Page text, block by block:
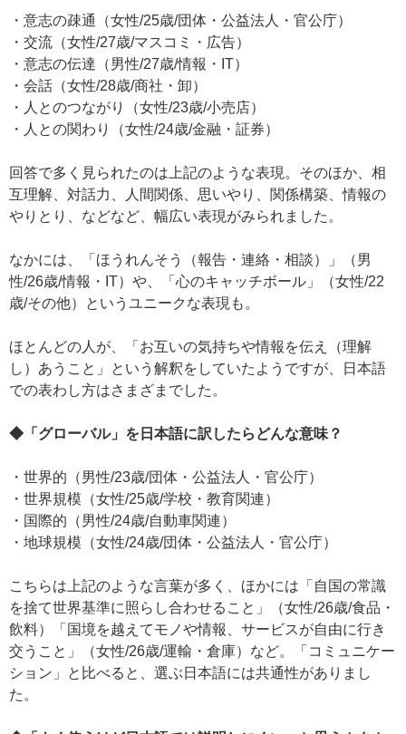
・意志の疎通（女性/25歳/団体・公益法人・官公庁）
・交流（女性/27歳/マスコミ・広告）
・意志の伝達（男性/27歳/情報・IT）
・会話（女性/28歳/商社・卸）
・人とのつながり（女性/23歳/小売店）
・人との関わり（女性/24歳/金融・証券）
回答で多く見られたのは上記のような表現。そのほか、相
互理解、対話力、人間関係、思いやり、関係構築、情報の
やりとり、などなど、幅広い表現がみられました。
なかには、「ほうれんそう（報告・連絡・相談）」（男
性/26歳/情報・IT）や、「心のキャッチボール」（女性/22
歳/その他）というユニークな表現も。
ほとんどの人が、「お互いの気持ちや情報を伝え（理解
し）あうこと」という解釈をしていたようですが、日本語
での表わし方はさまざまでした。
◆「グローバル」を日本語に訳したらどんな意味？
・世界的（男性/23歳/団体・公益法人・官公庁）
・世界規模（女性/25歳/学校・教育関連）
・国際的（男性/24歳/自動車関連）
・地球規模（女性/24歳/団体・公益法人・官公庁）
こちらは上記のような言葉が多く、ほかには「自国の常識
を捨て世界基準に照らし合わせること」（女性/26歳/食品・
飲料）「国境を越えてモノや情報、サービスが自由に行き
交うこと」（女性/26歳/運輸・倉庫）など。「コミュニケー
ション」と比べると、選ぶ日本語には共通性がありまし
た。